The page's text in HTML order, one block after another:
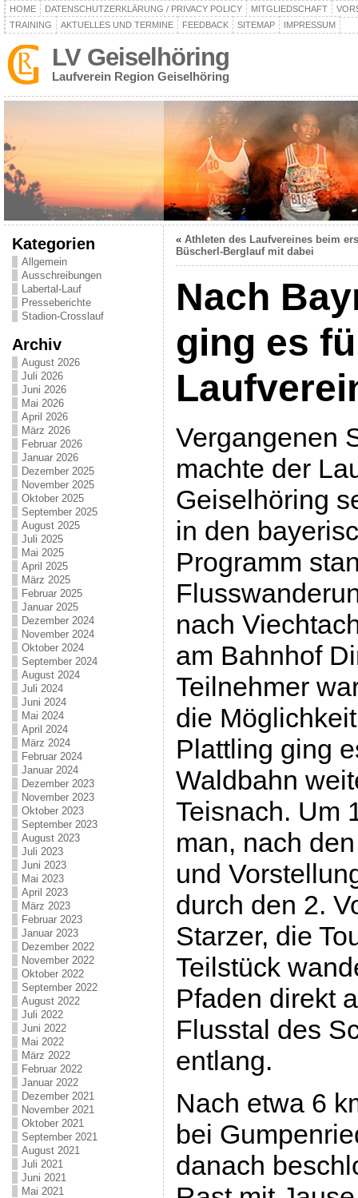
HOME DATENSCHUTZERKLÄRUNG / PRIVACY POLICY MITGLIEDSCHAFT
TRAINING
AKTUELLES UND TERMINE FEEDBACK SITEMAP IMPRESSUM
LV Geiselhöring
Laufverein Region Geiselhöring
Kategorien
Allgemein
Ausschreibungen
Labertal-Lauf
Presseberichte
Stadion-Crosslauf
Archiv
August 2026
Juli 2026
Juni 2026
Mai 2026
April 2026
März 2026
Februar 2026
Januar 2026
Dezember 2025
November 2025
Oktober 2025
September 2025
August 2025
Juli 2025
Mai 2025
April 2025
März 2025
Februar 2025
Januar 2025
Dezember 2024
November 2024
Oktober 2024
September 2024
August 2024
Juli 2024
Juni 2024
Mai 2024
April 2024
März 2024
Februar 2024
Januar 2024
Dezember 2023
November 2023
Oktober 2023
September 2023
August 2023
Juli 2023
Juni 2023
Mai 2023
April 2023
März 2023
Februar 2023
Januar 2023
Dezember 2022
November 2022
Oktober 2022
September 2022
August 2022
Juli 2022
Juni 2022
Mai 2022
März 2022
Februar 2022
Januar 2022
Dezember 2021
November 2021
Oktober 2021
September 2021
August 2021
Juli 2021
Juni 2021
Mai 2021
« Athleten des Laufvereines beim
Büscherl-Berglauf mit dabei
Nach
ging es
Vergangenen
machte der
Geiselhöring
in den
Programm
nach
am Bahnhof
Teilnehmer
die
Plattling ging
Waldbahn
Teisnach. Um
man, nach
und
durch den 2.
Starzer, die
Teilstück
Pfaden direkt
Flusstal des
entlang.
Nach etwa 6
bei
danach